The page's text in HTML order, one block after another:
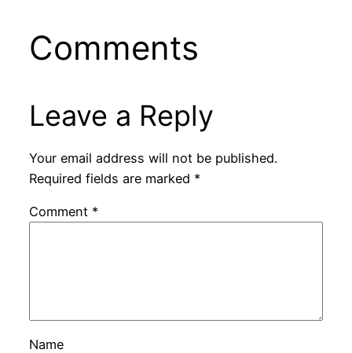
Comments
Leave a Reply
Your email address will not be published.
Required fields are marked *
Comment *
Name